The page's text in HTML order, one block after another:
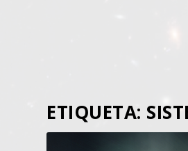
ETIQUETA: